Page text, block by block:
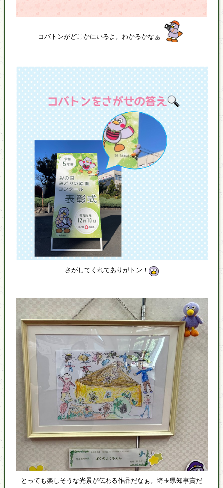
コバトンがどこかにいるよ。わかるかなぁ
さがしてくれてありがトン！
とっても楽しそうな光景が伝わる作品だなぁ。埼玉県知事賞だ